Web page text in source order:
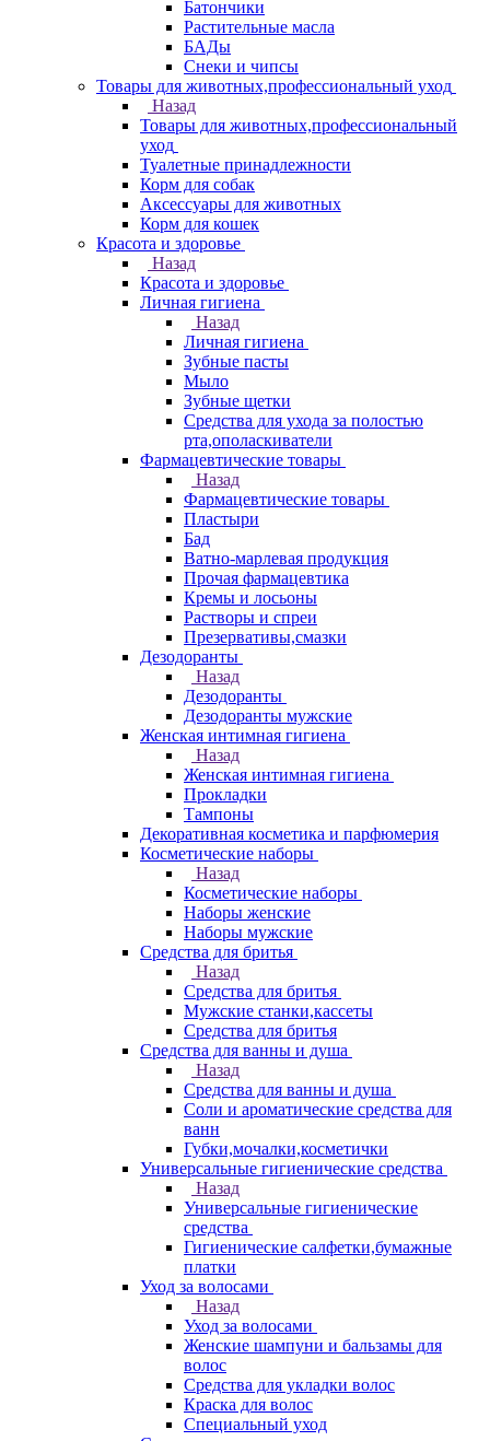
Батончики
Растительные масла
БАДы
Снеки и чипсы
Товары для животных,профессиональный уход
Назад
Товары для животных,профессиональный
уход
Туалетные принадлежности
Корм для собак
Аксессуары для животных
Корм для кошек
Красота и здоровье
Назад
Красота и здоровье
Личная гигиена
Назад
Личная гигиена
Зубные пасты
Мыло
Зубные щетки
Средства для ухода за полостью
рта,ополаскиватели
Фармацевтические товары
Назад
Фармацевтические товары
Пластыри
Бад
Ватно-марлевая продукция
Прочая фармацевтика
Кремы и лосьоны
Растворы и спреи
Презервативы,смазки
Дезодоранты
Назад
Дезодоранты
Дезодоранты мужские
Женская интимная гигиена
Назад
Женская интимная гигиена
Прокладки
Тампоны
Декоративная косметика и парфюмерия
Косметические наборы
Назад
Косметические наборы
Наборы женские
Наборы мужские
Средства для бритья
Назад
Средства для бритья
Мужские станки,кассеты
Средства для бритья
Средства для ванны и душа
Назад
Средства для ванны и душа
Соли и ароматические средства для
ванн
Губки,мочалки,косметички
Универсальные гигиенические средства
Назад
Универсальные гигиенические
средства
Гигиенические салфетки,бумажные
платки
Уход за волосами
Назад
Уход за волосами
Женские шампуни и бальзамы для
волос
Средства для укладки волос
Краска для волос
Специальный уход